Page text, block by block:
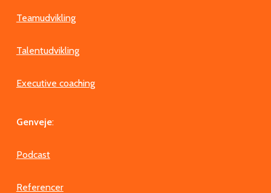
Teamudvikling
Talentudvikling
Executive coaching
Genveje:
Podcast
Referencer